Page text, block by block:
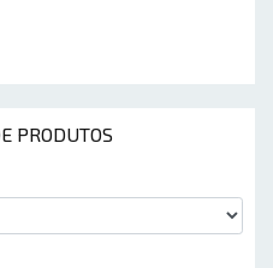
PRODUTOS